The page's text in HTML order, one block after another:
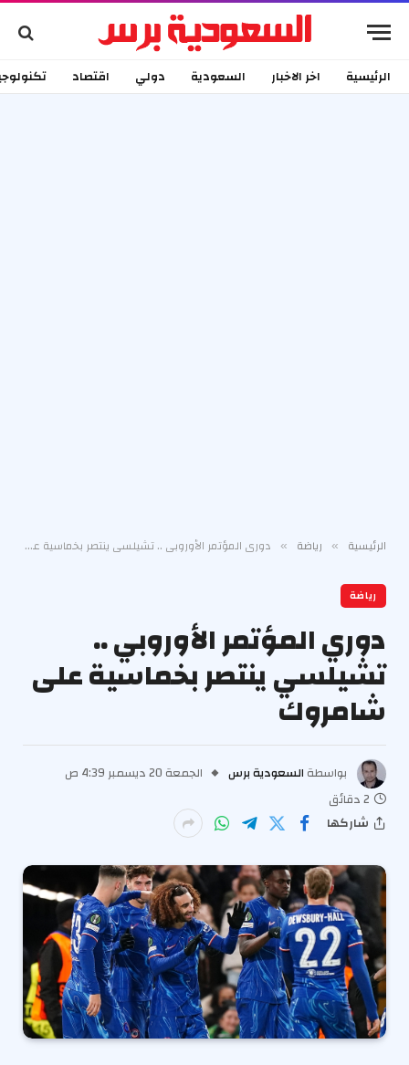
الرئيسية اخر الاخبار السعودية دولي اقتصاد
الرئيسية » رياضة » دوري المؤتمر الأوروبي .. تشيلسي ينتصر بخماسية على شامروك
رياضة
دوري المؤتمر الأوروبي ..
تشيلسي ينتصر بخماسية على
شامروك
بواسطة السعودية برس
الجمعة 20 ديسمبر 4:39 ص
2 دقائق
شاركها